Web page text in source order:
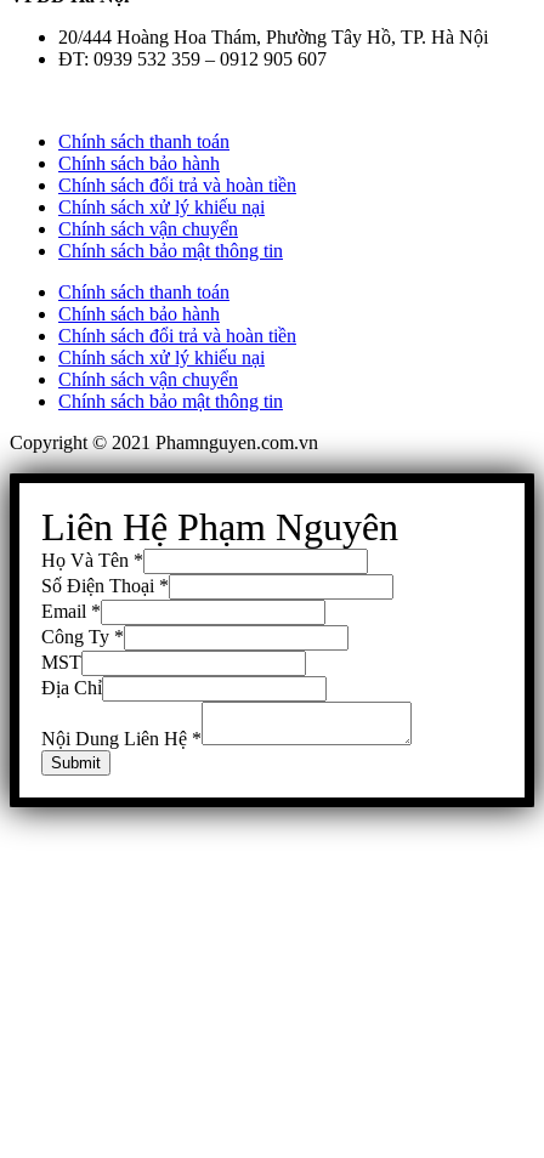
20/444 Hoàng Hoa Thám, Phường Tây Hồ, TP. Hà Nội
ĐT: 0939 532 359 – 0912 905 607
Chính sách thanh toán
Chính sách bảo hành
Chính sách đổi trả và hoàn tiền
Chính sách xử lý khiếu nại
Chính sách vận chuyển
Chính sách bảo mật thông tin
Chính sách thanh toán
Chính sách bảo hành
Chính sách đổi trả và hoàn tiền
Chính sách xử lý khiếu nại
Chính sách vận chuyển
Chính sách bảo mật thông tin
Copyright © 2021 Phamnguyen.com.vn
Liên Hệ Phạm Nguyên
Họ Và Tên *
Số Điện Thoại *
Email *
Công Ty *
MST
Địa Chỉ
Nội Dung Liên Hệ *
Submit